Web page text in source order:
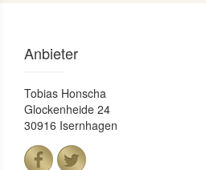
Anbieter
Tobias Honscha
Glockenheide 24
30916 Isernhagen